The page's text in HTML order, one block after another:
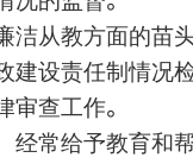
从教方面的苗
设责任制情况
查工作。
经常给予教育和